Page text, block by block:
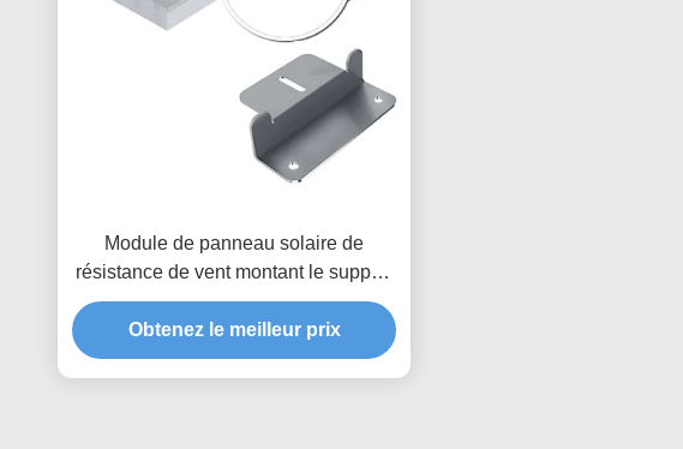
Module de panneau solaire de
résistance de vent montant le support
flexible de rail d'énergie solaire
d'accessoires
Obtenez le meilleur prix